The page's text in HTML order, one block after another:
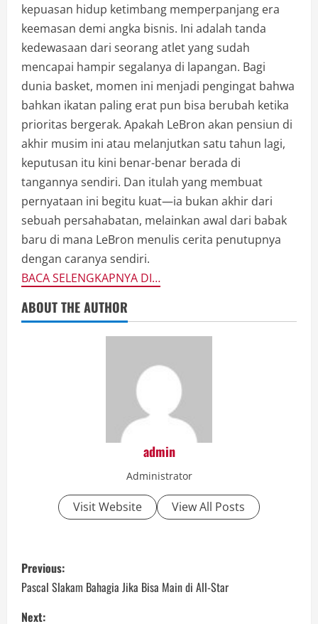
kepuasan hidup ketimbang memperpanjang era
keemasan demi angka bisnis. Ini adalah tanda
kedewasaan dari seorang atlet yang sudah
mencapai hampir segalanya di lapangan. Bagi
dunia basket, momen ini menjadi pengingat bahwa
bahkan ikatan paling erat pun bisa berubah ketika
prioritas bergerak. Apakah LeBron akan pensiun di
akhir musim ini atau melanjutkan satu tahun lagi,
keputusan itu kini benar-benar berada di
tangannya sendiri. Dan itulah yang membuat
pernyataan ini begitu kuat—ia bukan akhir dari
sebuah persahabatan, melainkan awal dari babak
baru di mana LeBron menulis cerita penutupnya
dengan caranya sendiri.
BACA SELENGKAPNYA DI…
ABOUT THE AUTHOR
admin
Administrator
Visit Website View All Posts
P
o
Previous:
Pascal Slakam Bahagia Jika Bisa Main di All-Star
Next: